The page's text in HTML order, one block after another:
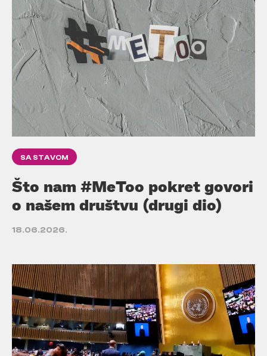
SA STAVOM
Što nam #MeToo pokret govori
o našem društvu (drugi dio)
18.06.2026.